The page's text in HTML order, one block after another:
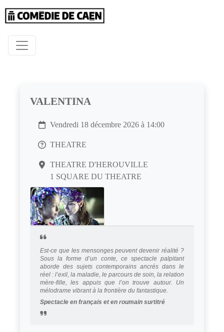
VALENTINA
Vendredi 18 décembre 2026 à 14:00
THEATRE
THEATRE D'HEROUVILLE
1 SQUARE DU THEATRE
Est-ce que les mensonges peuvent devenir réalité ?
Sous la forme d’un conte, ce spectacle palpitant
aborde des sujets contemporains ancrés dans le
réel : l’exil, la maladie, le parcours de soin, la relation
mère-fille, les appuis que l’on trouve autour. Un
mélodrame vibrant à la frontière du fantastique.
Spectacle en français et en roumain surtitré